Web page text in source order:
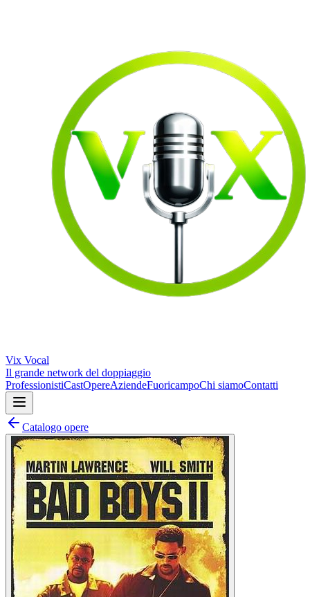
Vix Vocal
Il grande network del doppiaggio
ProfessionistiCastOpereAziendeFuoricampoChi siamoContatti
Catalogo opere